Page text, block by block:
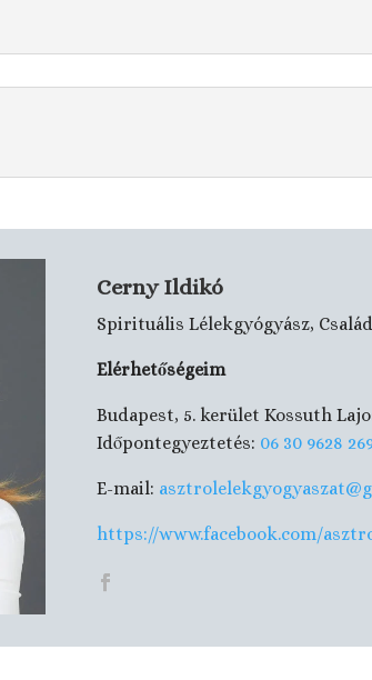
Cerny Ildikó
Spirituális Lélekgyógyász,
Elérhetőségeim
Budapest, 5. kerület Kossuth
Időpontegyeztetés: 06 30 9628
E-mail:
https://www.facebook.com/